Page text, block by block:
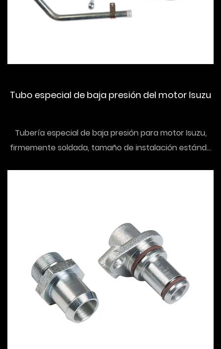
Tubo especial de baja presión del motor Isuzu
Tubería especial de baja presión para motor Isuzu,
firmemente soldada, tamaño de instalación estánd...